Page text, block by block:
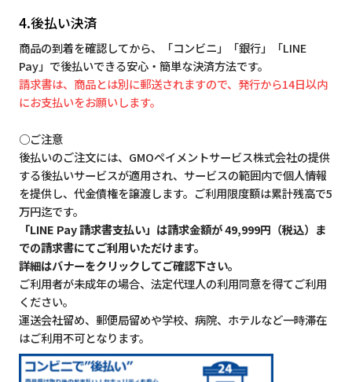
4.後払い決済
商品の到着を確認してから、「コンビニ」「銀行」「LINE
Pay」で後払いできる安心・簡単な決済方法です。
請求書は、商品とは別に郵送されますので、発行から14日以内
にお支払いをお願いします。
○ご注意
後払いのご注文には、GMOペイメントサービス株式会社の提供
する後払いサービスが適用され、サービスの範囲内で個人情報
を提供し、代金債権を譲渡します。ご利用限度額は累計残高で5
万円迄です。
「LINE Pay 請求書支払い」は請求金額が 49,999円（税込）ま
での請求書にてご利用いただけます。
詳細はバナーをクリックしてご確認下さい。
ご利用者が未成年の場合、法定代理人の利用同意を得てご利用
ください。
運送会社留め、郵便局留めや学校、病院、ホテルなど一時滞在
はご利用不可となります。